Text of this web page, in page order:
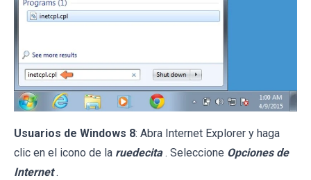
Usuarios de Windows 8: Abra Internet Explorer y haga
clic en el icono de la ruedecita . Seleccione Opciones de
Internet .